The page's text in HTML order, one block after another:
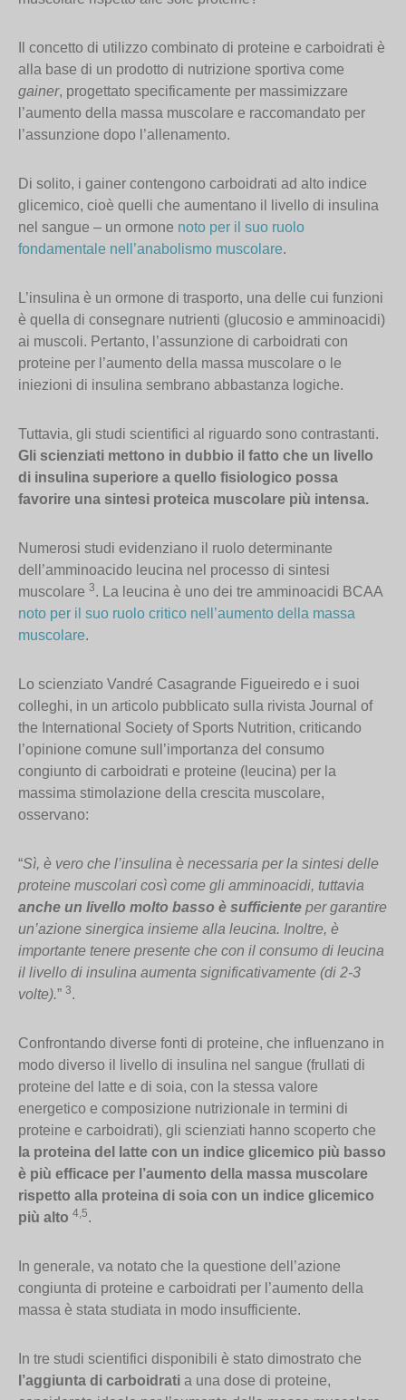
Il concetto di utilizzo combinato di proteine e carboidrati è
alla base di un prodotto di nutrizione sportiva come
gainer, progettato specificamente per massimizzare
l’aumento della massa muscolare e raccomandato per
l’assunzione dopo l’allenamento.
Di solito, i gainer contengono carboidrati ad alto indice
glicemico, cioè quelli che aumentano il livello di insulina
nel sangue – un ormone noto per il suo ruolo
fondamentale nell’anabolismo muscolare.
L’insulina è un ormone di trasporto, una delle cui funzioni
è quella di consegnare nutrienti (glucosio e amminoacidi)
ai muscoli. Pertanto, l’assunzione di carboidrati con
proteine per l’aumento della massa muscolare o le
iniezioni di insulina sembrano abbastanza logiche.
Tuttavia, gli studi scientifici al riguardo sono contrastanti.
Gli scienziati mettono in dubbio il fatto che un livello
di insulina superiore a quello fisiologico possa
favorire una sintesi proteica muscolare più intensa.
Numerosi studi evidenziano il ruolo determinante
dell’amminoacido leucina nel processo di sintesi
muscolare 3. La leucina è uno dei tre amminoacidi BCAA
noto per il suo ruolo critico nell’aumento della massa
muscolare.
Lo scienziato Vandré Casagrande Figueiredo e i suoi
colleghi, in un articolo pubblicato sulla rivista Journal of
the International Society of Sports Nutrition, criticando
l’opinione comune sull’importanza del consumo
congiunto di carboidrati e proteine (leucina) per la
massima stimolazione della crescita muscolare,
osservano:
“Sì, è vero che l’insulina è necessaria per la sintesi delle
proteine muscolari così come gli amminoacidi, tuttavia
anche un livello molto basso è sufficiente per garantire
un’azione sinergica insieme alla leucina. Inoltre, è
importante tenere presente che con il consumo di leucina
il livello di insulina aumenta significativamente (di 2-3
volte).” 3.
Confrontando diverse fonti di proteine, che influenzano in
modo diverso il livello di insulina nel sangue (frullati di
proteine del latte e di soia, con la stessa valore
energetico e composizione nutrizionale in termini di
proteine e carboidrati), gli scienziati hanno scoperto che
la proteina del latte con un indice glicemico più basso
è più efficace per l’aumento della massa muscolare
rispetto alla proteina di soia con un indice glicemico
più alto 4,5.
In generale, va notato che la questione dell’azione
congiunta di proteine e carboidrati per l’aumento della
massa è stata studiata in modo insufficiente.
In tre studi scientifici disponibili è stato dimostrato che
l’aggiunta di carboidrati a una dose di proteine,